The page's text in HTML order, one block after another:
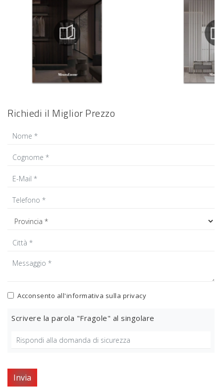
Richiedi il Miglior Prezzo
Acconsento all'informativa sulla privacy
Scrivere la parola "Fragole" al singolare
Invia